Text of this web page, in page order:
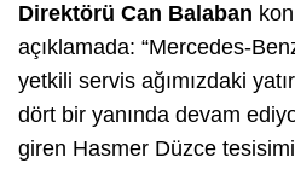
Direktörü Can Balaban
açıklamada: “Mercedes-
yetkili servis ağımızdaki
dört bir yanında devam
giren Hasmer Düzce